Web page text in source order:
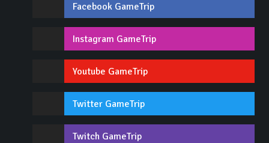
Facebook GameTrip
Instagram GameTrip
Youtube GameTrip
Twitter GameTrip
Twitch GameTrip